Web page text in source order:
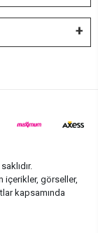
içerikler, görseller,
kapsamında